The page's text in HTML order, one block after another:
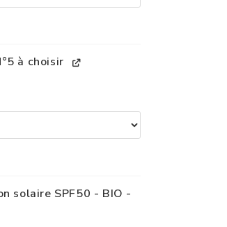
à choisir
solaire SPF50 - BIO -